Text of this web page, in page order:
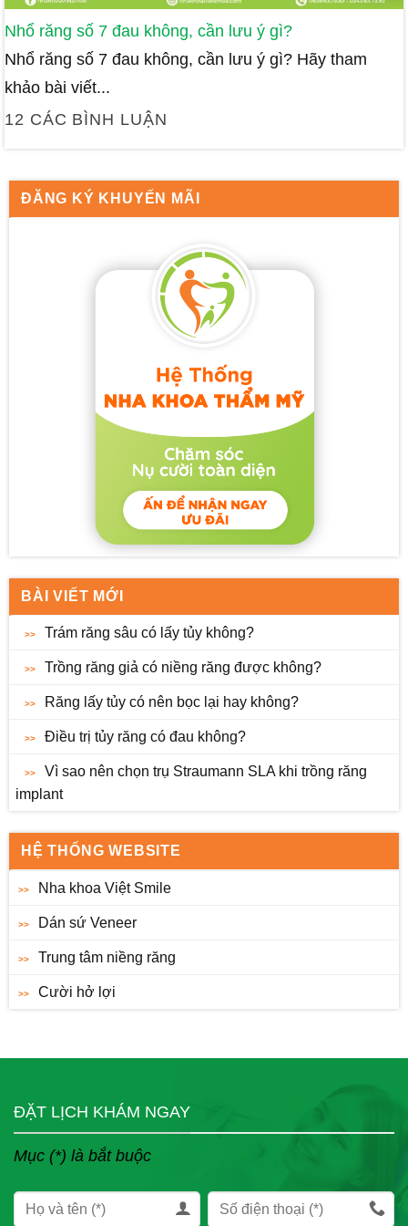
Nhổ răng số 7 đau không, cần lưu ý gì?
Nhổ răng số 7 đau không, cần lưu ý gì? Hãy tham
khảo bài viết...
12 CÁC BÌNH LUẬN
ĐĂNG KÝ KHUYẾN MÃI
BÀI VIẾT MỚI
Trám răng sâu có lấy tủy không?
Trồng răng giả có niềng răng được không?
Răng lấy tủy có nên bọc lại hay không?
Điều trị tủy răng có đau không?
Vì sao nên chọn trụ Straumann SLA khi trồng răng
implant
HỆ THỐNG WEBSITE
Nha khoa Việt Smile
Dán sứ Veneer
Trung tâm niềng răng
Cười hở lợi
ĐẶT LỊCH KHÁM NGAY
Mục (*) là bắt buộc